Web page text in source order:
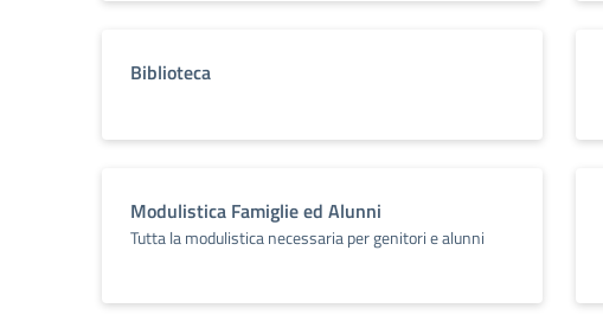
Biblioteca
Modulistica Famiglie ed Alunni
Tutta la modulistica necessaria per genitori e alunni